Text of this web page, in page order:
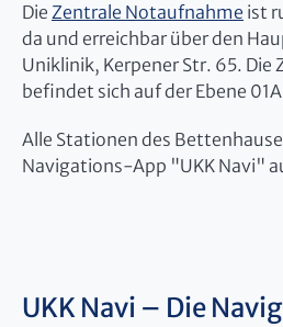
Die Zentrale Notaufnahme ist
da und erreichbar über den
Uniklinik, Kerpener Str. 65.
befindet sich auf der Ebene
Alle Stationen des
Navigations-App "UKK Navi"
UKK Navi – Die